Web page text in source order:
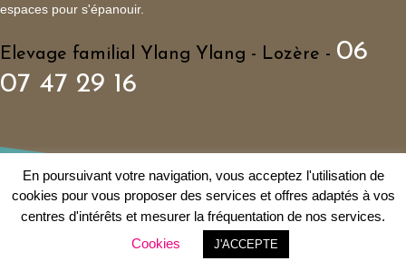
espaces pour s'épanouir.
Elevage familial Ylang Ylang - Lozère - 06
07 47 29 16
© 1999 - Elevage familial de Bichon Havanais Ylang Ylang
Politique de confidentialité
Mentions légales
Agence Web Digitalyz
En poursuivant votre navigation, vous acceptez l'utilisation de
cookies pour vous proposer des services et offres adaptés à vos
centres d'intérêts et mesurer la fréquentation de nos services.
Cookies
J'ACCEPTE